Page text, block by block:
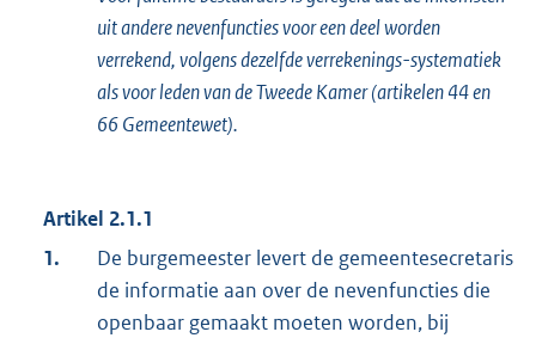
uit andere nevenfuncties voor een deel worden
verrekend, volgens dezelfde verrekenings-systematiek
als voor leden van de Tweede Kamer(artikelen 44 en
66 Gemeentewet).
Artikel 2.1.1
1.
De burgemeester levert de gemeentesecretaris
de informatie aan over de nevenfuncties die
openbaar gemaakt moeten worden, bij